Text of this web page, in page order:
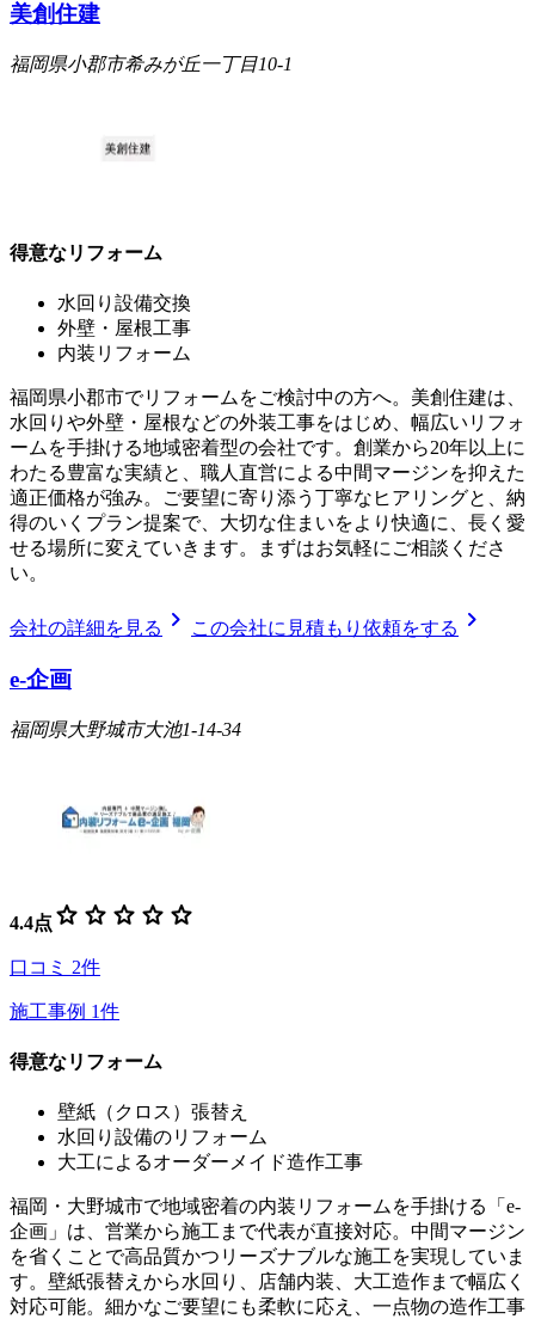
美創住建
福岡県小郡市希みが丘一丁目10-1
得意なリフォーム
水回り設備交換
外壁・屋根工事
内装リフォーム
福岡県小郡市でリフォームをご検討中の方へ。美創住建は、
水回りや外壁・屋根などの外装工事をはじめ、幅広いリフォ
ームを手掛ける地域密着型の会社です。創業から20年以上に
わたる豊富な実績と、職人直営による中間マージンを抑えた
適正価格が強み。ご要望に寄り添う丁寧なヒアリングと、納
得のいくプラン提案で、大切な住まいをより快適に、長く愛
せる場所に変えていきます。まずはお気軽にご相談くださ
い。
会社の詳細を見る chevron_right この会社に見積もり依頼をする chevron_right
e-企画
福岡県大野城市大池1-14-34
4.4点 star star star star star
口コミ 2件
施工事例 1件
得意なリフォーム
壁紙（クロス）張替え
水回り設備のリフォーム
大工によるオーダーメイド造作工事
福岡・大野城市で地域密着の内装リフォームを手掛ける「e-
企画」は、営業から施工まで代表が直接対応。中間マージン
を省くことで高品質かつリーズナブルな施工を実現していま
す。壁紙張替えから水回り、店舗内装、大工造作まで幅広く
対応可能。細かなご要望にも柔軟に応え、一点物の造作工事